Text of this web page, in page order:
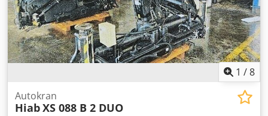
möglich. Wir freuen uns auf Ihren Besuch. Ihr Markus
Hirsch Team
1 /8
Autokran
HiabXS 088 B 2 DUO